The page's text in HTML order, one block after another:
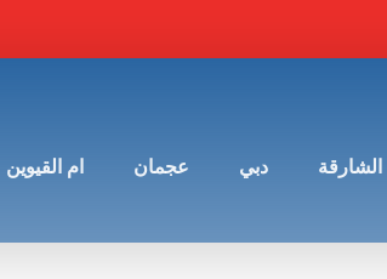
الشارقة دبي عجمان ام القيوين